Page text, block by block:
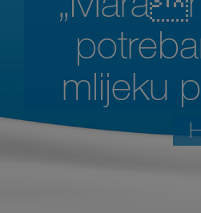
mlijeku